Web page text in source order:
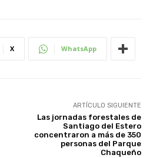
X WhatsApp
ARTÍCULO SIGUIENTE
Las jornadas forestales de
Santiago del Estero
concentraron a más de 350
personas del Parque
Chaqueño